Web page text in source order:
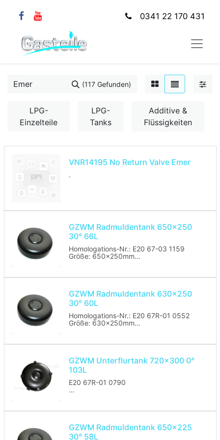
0341 22 170 431
(117 Gefunden)
LPG-
Einzelteile
LPG-
Tanks
Additive &
Flüssigkeiten
VNR14195 No Return Valve Emer
.
GZWM Radmuldentank 650x250
30° 66L
Homologations-Nr.: E20 67-03 1159
Größe: 650x250mm
Tankpass: wird mitgeliefert
Lovato
Herstellungsjahr: 2022
GZWM Radmuldentank 630x250
30° 60L
Homologations-Nr.: E20 67R-01 0552
Größe: 630x250mm
Tankpass: wird mitgeliefert
0552
Passende MV: Tomasetto, Emer, OMB,
Lovato
GZWM Unterflurtank 720x300 0°
103L
E20 67R-01 0790
Anschluss: 0°
Passende MV: Tomasetto, Emer, OMB,
Lovato
GZWM Radmuldentank 650x225
30° 58L